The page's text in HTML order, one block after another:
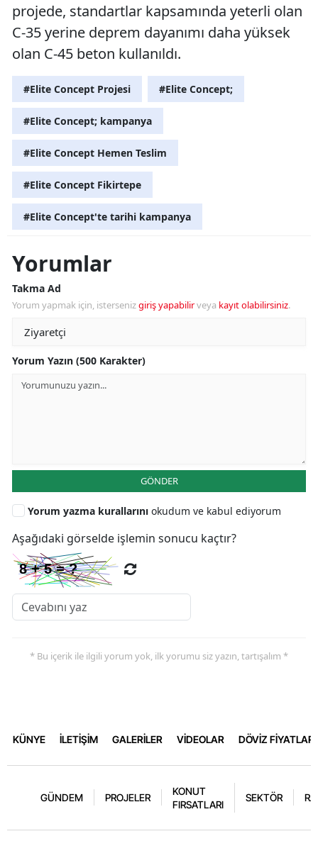
projede, standartlar kapsamında yeterli olan
C-35 yerine deprem dayanımı daha yüksek
olan C-45 beton kullanıldı.
#Elite Concept Projesi #Elite Concept;
#Elite Concept; kampanya
#Elite Concept Hemen Teslim
#Elite Concept Fikirtepe
#Elite Concept'te tarihi kampanya
Yorumlar
Takma Ad
Yorum yapmak için, istersenizgiriş yapabilirveya kayıt olabilirsiniz.
Yorum Yazın (500 Karakter)
GÖNDER
Yorum yazma kurallarını okudum ve kabul ediyorum
Aşağıdaki görselde işlemin sonucu kaçtır?
* Bu içerik ile ilgili yorum yok, ilk yorumu siz yazın, tartışalım *
KÜNYE İLETİŞİM GALERİLER VİDEOLAR DÖVİZ FİYATLARI
GÜNDEM PROJELER
KONUT
FIRSATLARI
SEKTÖR